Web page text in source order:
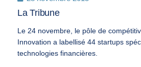
La Tribune
Le 24 novembre, le pôle de
Innovation a labellisé 44 startups
technologies financières.